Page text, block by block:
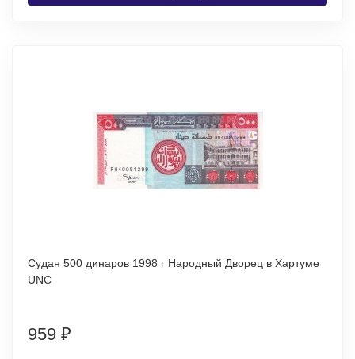
Судан 500 динаров 1998 г Народный Дворец в Хартуме
UNC
959 ₽